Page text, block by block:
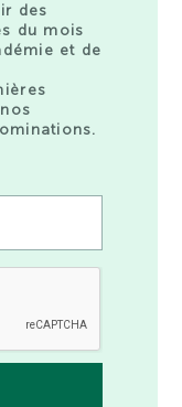
des
du mois
et de